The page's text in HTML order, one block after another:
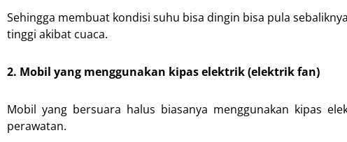
Sehingga membuat kondisi suhu bisa dingin bisa pula
tinggi akibat cuaca.
2. Mobil yang menggunakan kipas elektrik (elektrik fan)
Mobil yang bersuara halus biasanya menggunakan kipas
perawatan.